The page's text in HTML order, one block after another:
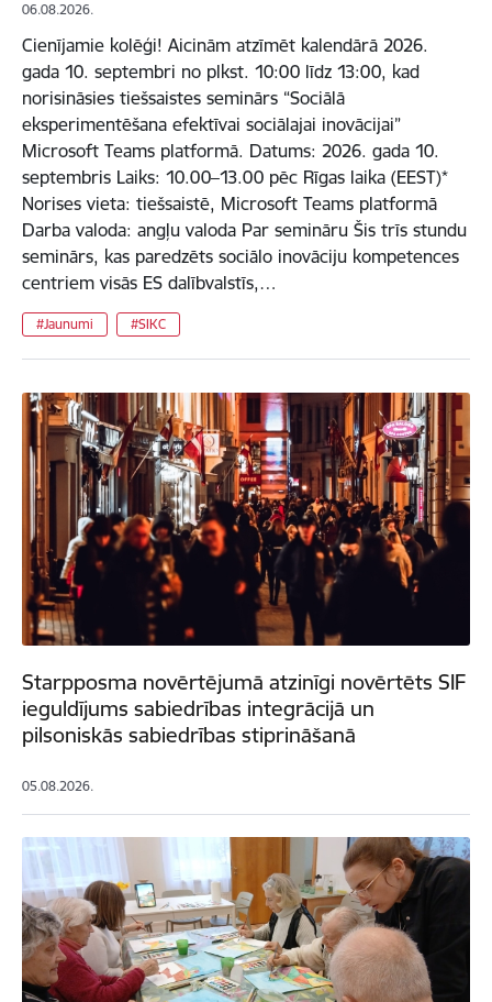
06.08.2026.
Cienījamie kolēģi! Aicinām atzīmēt kalendārā 2026.
gada 10. septembri no plkst. 10:00 līdz 13:00, kad
norisināsies tiešsaistes seminārs “Sociālā
eksperimentēšana efektīvai sociālajai inovācijai”
Microsoft Teams platformā. Datums: 2026. gada 10.
septembris Laiks: 10.00–13.00 pēc Rīgas laika (EEST)*
Norises vieta: tiešsaistē, Microsoft Teams platformā
Darba valoda: angļu valoda Par semināru Šis trīs stundu
seminārs, kas paredzēts sociālo inovāciju kompetences
centriem visās ES dalībvalstīs,…
#Jaunumi #SIKC
Starpposma novērtējumā atzinīgi novērtēts SIF
ieguldījums sabiedrības integrācijā un
pilsoniskās sabiedrības stiprināšanā
05.08.2026.